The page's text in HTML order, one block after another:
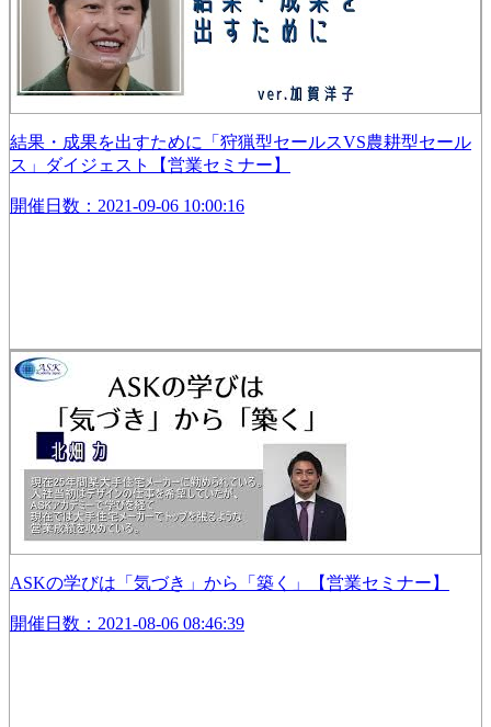
結果・成果を出すために「狩猟型セールスVS農耕型セール
ス」ダイジェスト【営業セミナー】
開催日数：2021-09-06 10:00:16
ASKの学びは「気づき」から「築く」【営業セミナー】
開催日数：2021-08-06 08:46:39